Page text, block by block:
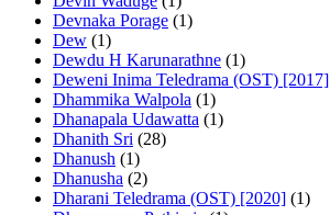
Devnaka Porage (1)
Dew (1)
Dewdu H Karunarathne (1)
Deweni Inima Teledrama (OST) [2017]
Dhammika Walpola (1)
Dhanapala Udawatta (1)
Dhanith Sri (28)
Dhanush (1)
Dhanusha (2)
Dharani Teledrama (OST) [2020] (1)